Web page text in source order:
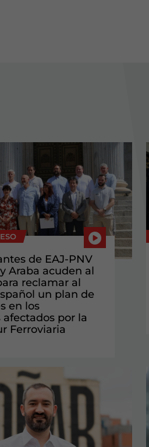
de EAJ-PNV
Araba acuden al
reclamar al
un plan de
en los
por la
Ferroviaria